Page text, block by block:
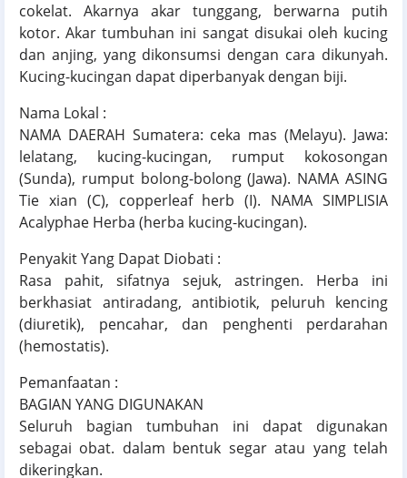
cokelat. Akarnya akar tunggang, berwarna putih
kotor. Akar tumbuhan ini sangat disukai oleh kucing
dan anjing, yang dikonsumsi dengan cara dikunyah.
Kucing-kucingan dapat diperbanyak dengan biji.
Nama Lokal :
NAMA DAERAH Sumatera: ceka mas (Melayu). Jawa:
lelatang, kucing-kucingan, rumput kokosongan
(Sunda), rumput bolong-bolong (Jawa). NAMA ASING
Tie xian (C), copperleaf herb (I). NAMA SIMPLISIA
Acalyphae Herba (herba kucing-kucingan).
Penyakit Yang Dapat Diobati :
Rasa pahit, sifatnya sejuk, astringen. Herba ini
berkhasiat antiradang, antibiotik, peluruh kencing
(diuretik), pencahar, dan penghenti perdarahan
(hemostatis).
Pemanfaatan :
BAGIAN YANG DIGUNAKAN
Seluruh bagian tumbuhan ini dapat digunakan
sebagai obat. dalam bentuk segar atau yang telah
dikeringkan.